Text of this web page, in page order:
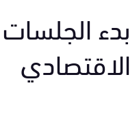
بدء
الاقتصادي